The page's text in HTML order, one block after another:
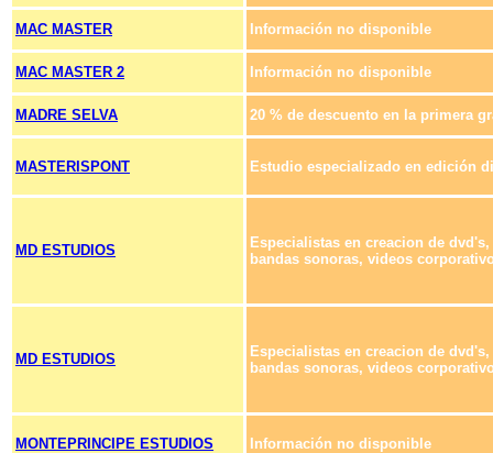
MAC MASTER Información no disponible
MAC MASTER 2 Información no disponible
MADRE SELVA 20 % de descuento en la primera
MASTERISPONT Estudio especializado en edición
MD ESTUDIOS
Especialistas en creacion de
bandas sonoras, videos
MD ESTUDIOS
Especialistas en creacion de
bandas sonoras, videos
MONTEPRINCIPE ESTUDIOS Información no disponible